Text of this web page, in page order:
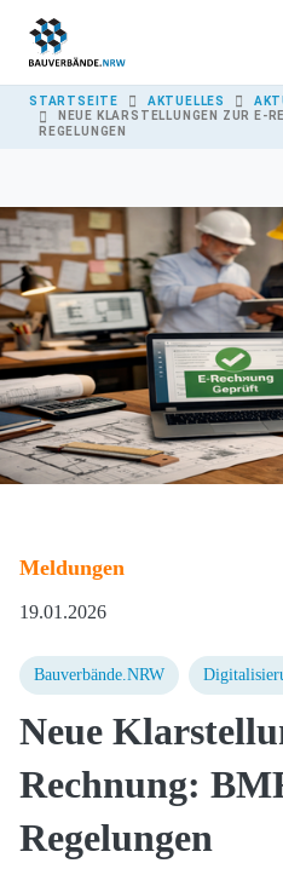
YOU ARE HERE:
STARTSEITE AKTUELLES
NEUE KLARSTELLUNGEN ZUR E-
REGELUNGEN
Meldungen
19.01.2026
Bauverbände.NRW
Neue
Rechnung:
Regelungen